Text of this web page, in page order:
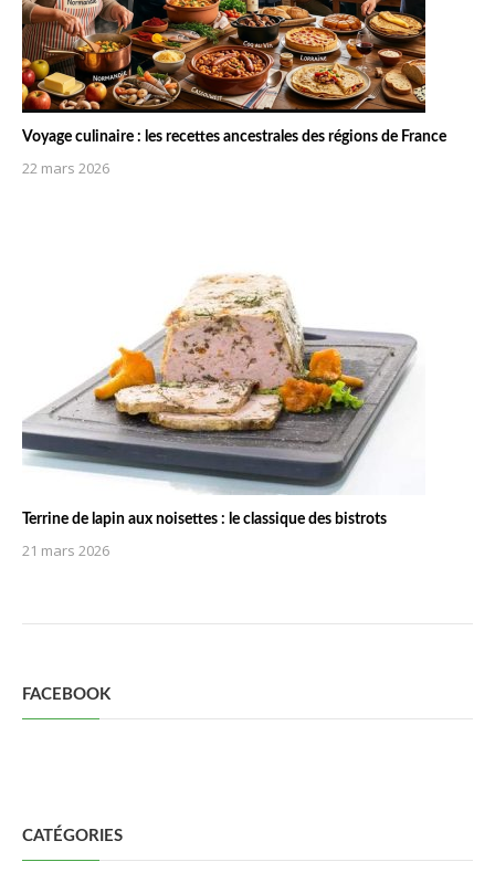
Voyage culinaire : les recettes ancestrales des régions de France
22 mars 2026
Terrine de lapin aux noisettes : le classique des bistrots
21 mars 2026
FACEBOOK
CATÉGORIES